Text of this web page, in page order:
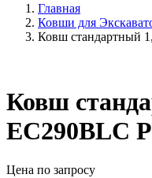
Главная
Ковши для
Ковш стандартный
Ковш
EC290BLC
Цена по запросу